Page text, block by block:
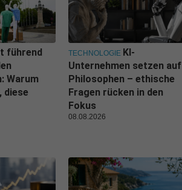
führend
Warum
diese
TECHNOLOGIE KI-
Unternehmen setzen auf
Philosophen – ethische
Fragen rücken in den
Fokus
08.08.2026